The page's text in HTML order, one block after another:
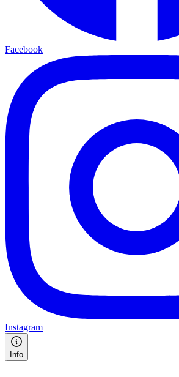
Facebook
Instagram
Info